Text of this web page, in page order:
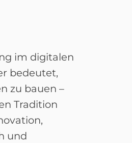
im digitalen
bedeutet,
zu bauen –
Tradition
und